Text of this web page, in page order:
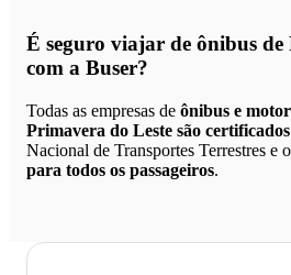
É seguro viajar de ônibus
com a Buser?
Todas as empresas de ônibus e
Primavera do Leste são
Nacional de Transportes Terrestres e o
para todos os passageiros.